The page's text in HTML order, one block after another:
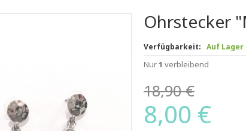
Ohrstecker
Verfügbarkeit: Auf Lager
Nur1 verbleibend
18,90 €
8,00 €